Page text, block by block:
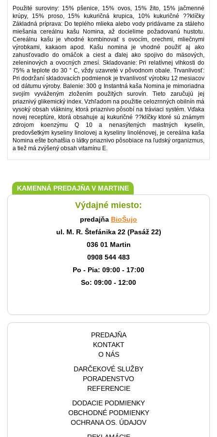
Použité suroviny: 15% pšenice, 15% ovos, 15% žito, 15% jačmenné
krúpy, 15% proso, 15% kukuričná krupica, 10% kukuričné ??klíčky
Základná príprava: Do teplého mlieka alebo vody pridávame za stáleho
miešania cereálnu kašu Nomina, až docielime požadovanú hustotu.
Cereálnu kašu je vhodné kombinovať s ovocím, orechmi, mliečnymi
výrobkami, kakaom apod. Kašu nomina je vhodné použiť aj ako
zahusťovadlo do omáčok a ciest a ďalej ako spojivo do mäsových,
zeleninových a ovocných zmesí. Skladovanie: Pri relatívnej vlhkosti do
75% a teplote do 30 ° C, vždy uzavreté v pôvodnom obale. Trvanlivosť:
Pri dodržaní skladovacích podmienok je trvanlivosť výrobku 12 mesiacov
od dátumu výroby. Balenie: 300 g Instantná kaša Nomina je mimoriadna
svojím vyváženým zložením použitých surovín. Tieto zaručujú jej
priaznivý glikemický index. Vzhľadom na použitie celozrnných obilnín má
vysoký obsah vlákniny, ktorá priaznivo pôsobí na tráviaci systém. Vďaka
novej receptúre, ktorá obsahuje aj kukuričné ??klíčky ktoré sú známym
zdrojom koenzýmu Q 10 a nenasýtených mastných kyselín,
predovšetkým kyseliny linolovej a kyseliny linolénovej, je cereálna kaša
Nomina ešte bohatšia o látky priaznivo pôsobiace na ľudský organizmus,
a tiež má zvýšený obsah vitamínu E.
KAMENNÁ PREDAJŇA V MARTINE
Výdajné miesto:
predajňa BioŠujo
ul. M. R. Štefánika 22 (Pasáž 22)
036 01 Martin
0908 544 483
Po - Pia: 09:00 - 17:00
So: 09:00 - 12:00
PREDAJŇA
KONTAKT
O NÁS
DARČEKOVÉ SLUŽBY
PORADENSTVO
REFERENCIE
DODACIE PODMIENKY
OBCHODNÉ PODMIENKY
OCHRANA OS. ÚDAJOV